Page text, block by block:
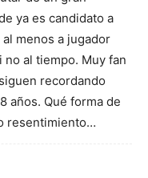
ya es candidato a
menos a jugador
al tiempo. Muy fan
recordando
años. Qué forma de
resentimiento…